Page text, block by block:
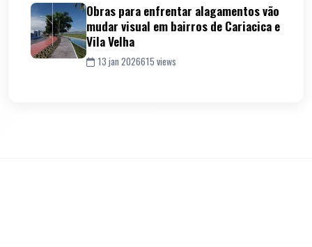
Obras para enfrentar alagamentos vão
mudar visual em bairros de Cariacica e
Vila Velha
13 jan 2026615 views